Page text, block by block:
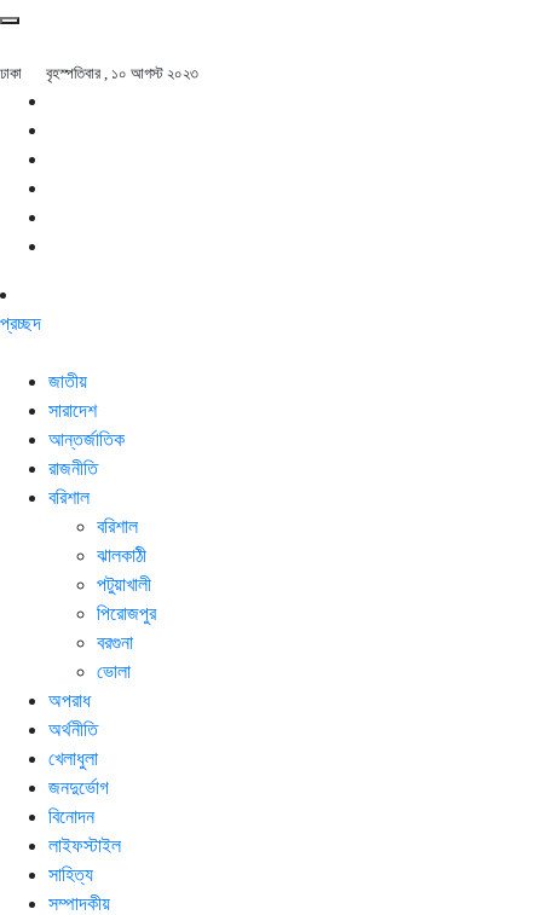
ঢাকা বৃহস্পতিবার , ১০ আগস্ট ২০২৩
প্রচ্ছদ
জাতীয়
সারাদেশ
আন্তর্জাতিক
রাজনীতি
বরিশাল
বরিশাল
ঝালকাঠী
পটুয়াখালী
পিরোজপুর
বরগুনা
ভোলা
অপরাধ
অর্থনীতি
খেলাধুলা
জনদুর্ভোগ
বিনোদন
লাইফস্টাইল
সাহিত্য
সম্পাদকীয়